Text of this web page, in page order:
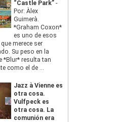
“Castle Park” -
Por: Àlex
Guimerà.
*Graham Coxon*
es uno de esos
merece ser
Su peso en la
*Blur* resulta tan
como el de ...
Jazz à Vienne es
otra cosa.
Vulfpeck es
otra cosa. La
comunión era